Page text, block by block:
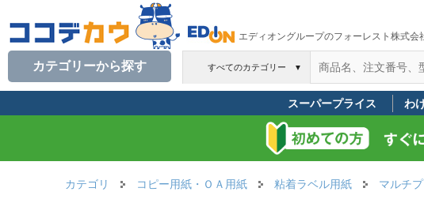
エディオングループのフォーレスト株式会
すべてのカテゴリー ▼
カテゴリーから探す
スーパープライス わ
カテゴリ コピー用紙・ＯＡ用紙 粘着ラベル用紙 マルチ